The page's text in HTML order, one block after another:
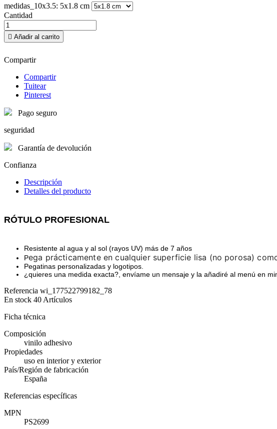
medidas_10x3.5: 5x1.8 cm
Cantidad
 Añadir al carrito
Compartir
Compartir
Tuitear
Pinterest
Pago seguro
seguridad
Garantía de devolución
Confianza
Descripción
Detalles del producto
RÓTULO PROFESIONAL
Resistente al agua y al sol (rayos UV) más de 7 años
Pega prácticamente en cualquier superficie lisa (no porosa)
Pegatinas personalizadas y logotipos.
¿quieres una medida exacta?, envíame un mensaje y la añadiré al menú en
Referencia wi_177522799182_78
En stock 40 Artículos
Ficha técnica
Composición
vinilo adhesivo
Propiedades
uso en interior y exterior
País/Región de fabricación
España
Referencias específicas
MPN
PS2699